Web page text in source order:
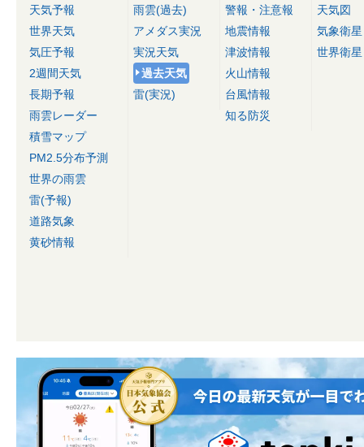
天気予報
世界天気
気圧予報
2週間天気
長期予報
雨雲レーダー
積雪マップ
PM2.5分布予測
世界の雨雲
雷(予報)
道路気象
黄砂情報
雨雲(過去)
アメダス実況
実況天気
過去天気
雷(実況)
警報・注意報
地震情報
津波情報
火山情報
台風情報
知る防災
天気図
気象衛星
世界衛星